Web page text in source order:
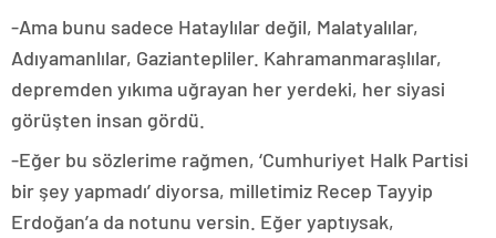
-Ama bunu sadece Hataylılar değil, Malatyalılar,
Adıyamanlılar, Gaziantepliler. Kahramanmaraşlılar,
depremden yıkıma uğrayan her yerdeki, her siyasi
görüşten insan gördü.
-Eğer bu sözlerime rağmen, ‘Cumhuriyet Halk Partisi
bir şey yapmadı’ diyorsa, milletimiz Recep Tayyip
Erdoğan’a da notunu versin. Eğer yaptıysak,